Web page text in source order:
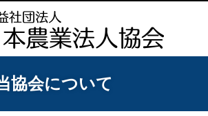
協会について